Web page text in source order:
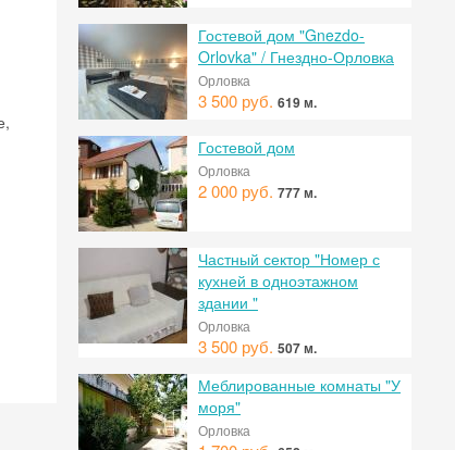
Гостевой дом "Gnezdo-
Orlovka" / Гнездно-Орловка
Орловка
3 500 руб. 619 м.
Гостевой дом
Орловка
2 000 руб. 777 м.
Частный сектор "Номер с
кухней в одноэтажном
здании "
Орловка
3 500 руб. 507 м.
Меблированные комнаты "У
моря"
Орловка